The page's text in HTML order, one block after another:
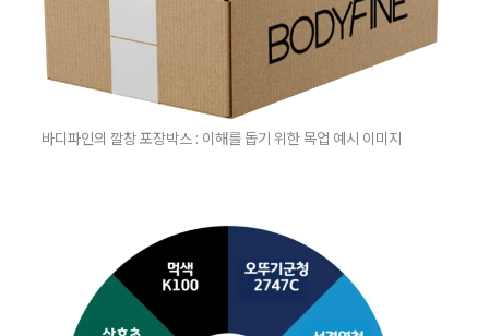
바디파인의 깔창 포장박스 : 이해를 돕기 위한 목업 예시 이미지